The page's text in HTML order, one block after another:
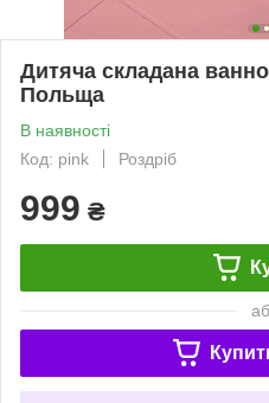
Дитяча складана
Польща
В наявності
Код: pink
Роздріб
999 ₴